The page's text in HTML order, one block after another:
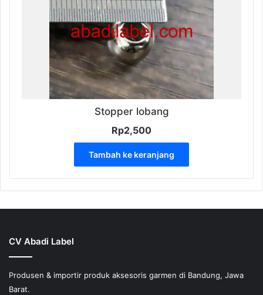
dapat
diambil
di
halaman
produk
Stopper lobang
Rp2,500
Tambah ke keranjang
CV Abadi Label
Produsen & importir produk aksesoris garmen di Bandung, Jawa
Barat.